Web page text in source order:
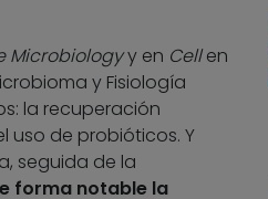
Microbiologyy en Cellen
y Fisiología
la recuperación
uso de probióticos. Y
seguida de la
forma notable la